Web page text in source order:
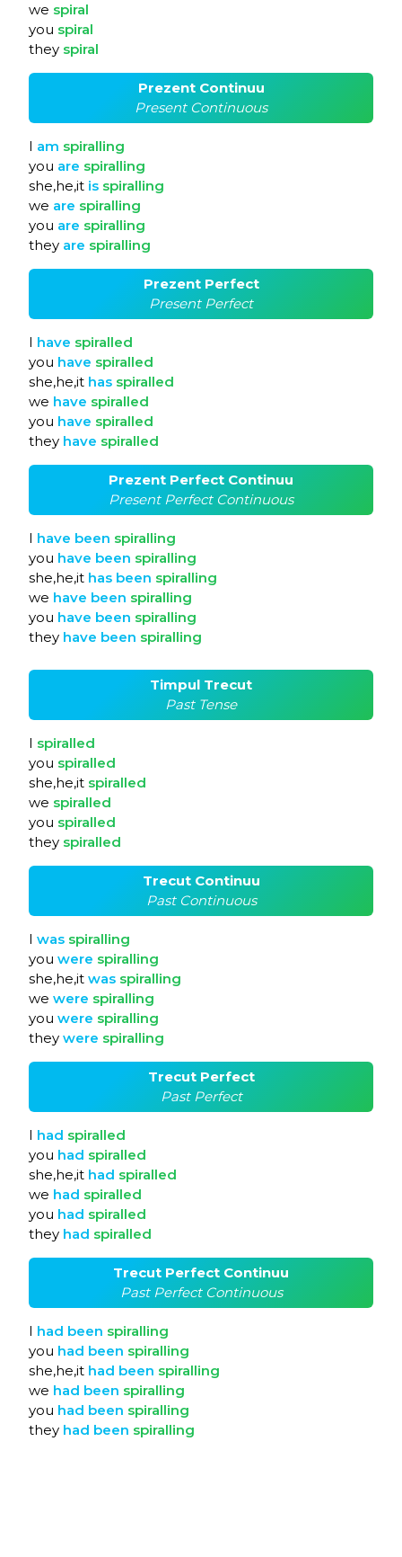
we spiral
you spiral
they spiral
Prezent Continuu
Present Continuous
I am spiralling
you are spiralling
she,he,it is spiralling
we are spiralling
you are spiralling
they are spiralling
Prezent Perfect
Present Perfect
I have spiralled
you have spiralled
she,he,it has spiralled
we have spiralled
you have spiralled
they have spiralled
Prezent Perfect Continuu
Present Perfect Continuous
I have been spiralling
you have been spiralling
she,he,it has been spiralling
we have been spiralling
you have been spiralling
they have been spiralling
Timpul Trecut
Past Tense
I spiralled
you spiralled
she,he,it spiralled
we spiralled
you spiralled
they spiralled
Trecut Continuu
Past Continuous
I was spiralling
you were spiralling
she,he,it was spiralling
we were spiralling
you were spiralling
they were spiralling
Trecut Perfect
Past Perfect
I had spiralled
you had spiralled
she,he,it had spiralled
we had spiralled
you had spiralled
they had spiralled
Trecut Perfect Continuu
Past Perfect Continuous
I had been spiralling
you had been spiralling
she,he,it had been spiralling
we had been spiralling
you had been spiralling
they had been spiralling